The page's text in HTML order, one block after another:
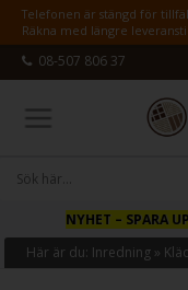
Telefonen är stängd för
Räkna med längre
08-507 806 37
NYHET– SPARA
Här är du: Inredning »